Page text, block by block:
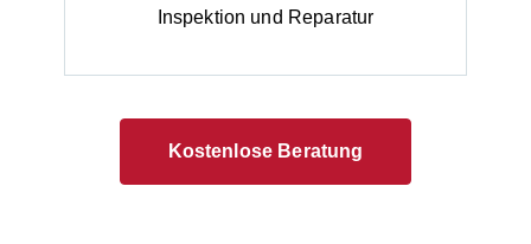
Inspektion und Reparatur
Kostenlose Beratung